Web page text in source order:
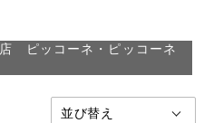
ピッコーネ・ピッコーネ